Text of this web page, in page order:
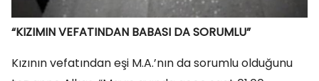
“KIZIMIN VEFATINDAN BABASI DA SORUMLU”
Kızının vefatından eşi M.A.’nın da sorumlu olduğunu